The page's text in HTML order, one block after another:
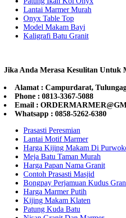
Lantai Marmer Murah
Onyx Table Top
Model Makam Bayi
Kaligrafi Batu Granit
Jika Anda Merasa Kesulitan Untuk
Alamat : Campurdarat,
Phone : 0813-3367-5088
Email :
Whatsapp : 0858-5262-6380
Prasasti Peresmian
Lantai Motif Marmer
Harga Kijing Makam Di
Meja Batu Taman Murah
Harga Papan Nama Granit
Contoh Prasasti Masjid
Bongpay Perjamuan Kudus
Harga Marmer Putih
Kijing Makam Klaten
Patung Kuda Batu